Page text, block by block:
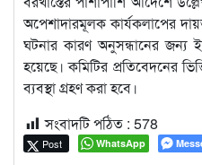
অপেশাদারমূলক কার্যকলাপের
ঘটনার কারণ অনুসন্ধানের জন্য
হয়েছে। কমিটির প্রতিবেদনের
ব্যবস্থা গ্রহণ করা হবে।
সংবাদটি পঠিত : 578
Post WhatsApp